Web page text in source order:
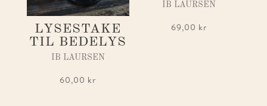
LYSESTAKE
TIL BEDELYS
IB LAURSEN
60,00 kr
IB LAURSEN
69,00 kr